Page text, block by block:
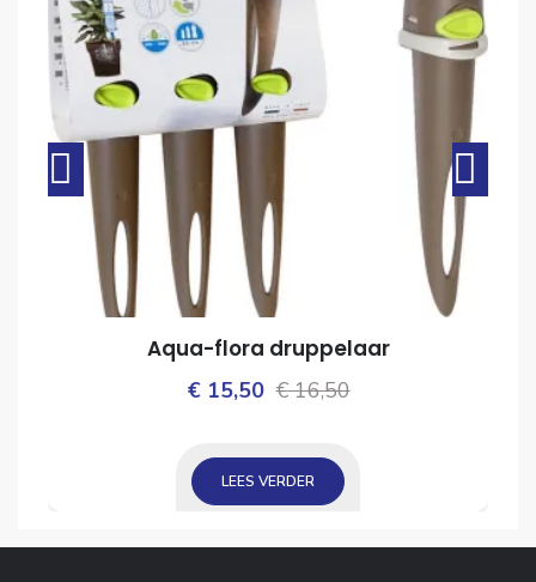
Aqua-flora druppelaar
€16,50Oorspronkelijke
€15,50
Huidige
LEES VERDER